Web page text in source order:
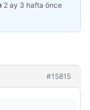
2 ay 3 hafta önce
#15815